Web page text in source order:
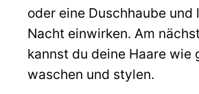
oder eine Duschhaube und
Nacht einwirken. Am
kannst du deine Haare wie
waschen und stylen.